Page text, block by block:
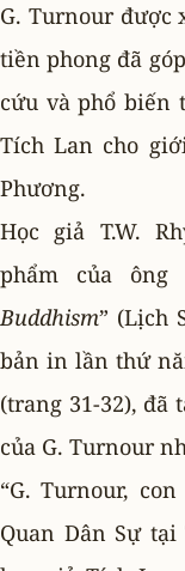
G. Turnour được
tiền phong đã
cứu và phổ biến
Tích Lan cho
Phương.
Học giả T.W.
phẩm của ông
Buddhism” (Lịch
bản in lần thứ
(trang 31-32), đã
của G. Turnour
“G. Turnour,
Quan Dân Sự